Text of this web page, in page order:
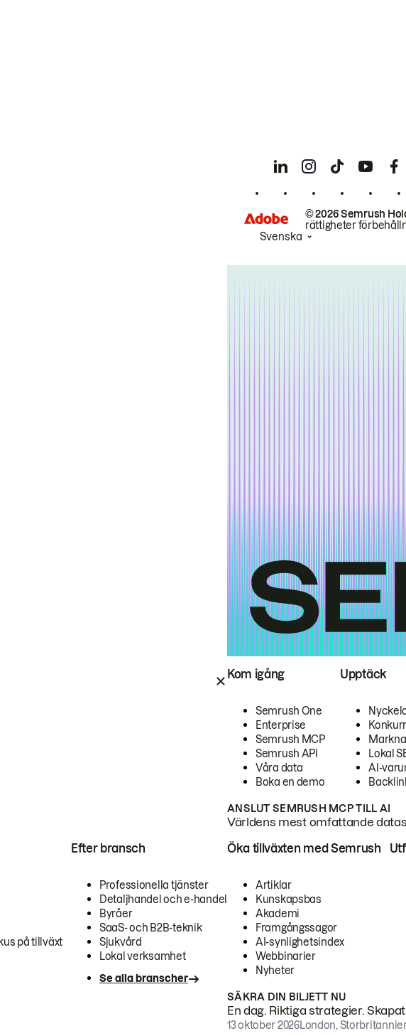
Kom igång
Semrush One
Enterprise
Semrush MCP
Semrush API
Våra data
Boka en demo
Upptäck
Lokal
AI-
ANSLUT SEMRUSH MCP TILL AI
Världens mest omfattande
på tillväxt
Efter bransch
Professionella tjänster
Detaljhandel och e-handel
Byråer
SaaS- och B2B-teknik
Sjukvård
Lokal verksamhet
Se alla branscher
Öka tillväxten med Semrush
Artiklar
Kunskapsbas
Akademi
Framgångssagor
AI-synlighetsindex
Webbinarier
Nyheter
SÄKRA DIN BILJETT NU
En dag. Riktiga strategier.
13 oktober 2026London,
© 2026 Semrush
rättigheter
Svenska